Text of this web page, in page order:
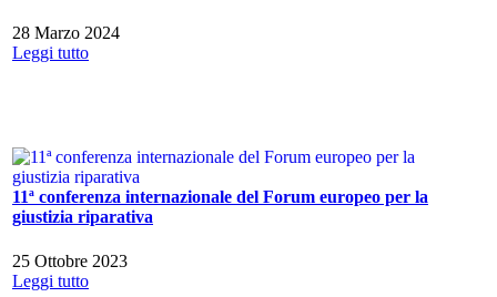
28 Marzo 2024
Leggi tutto
11ª conferenza internazionale del Forum europeo per la
giustizia riparativa
25 Ottobre 2023
Leggi tutto